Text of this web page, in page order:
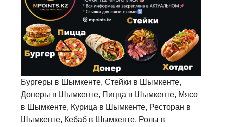
Бургеры в Шымкенте, Стейки в Шымкенте,
Донеры в Шымкенте, Пицца в Шымкенте, Мясо
в Шымкенте, Курица в Шымкенте, Ресторан в
Шымкенте, Кебаб в Шымкенте, Ролы в